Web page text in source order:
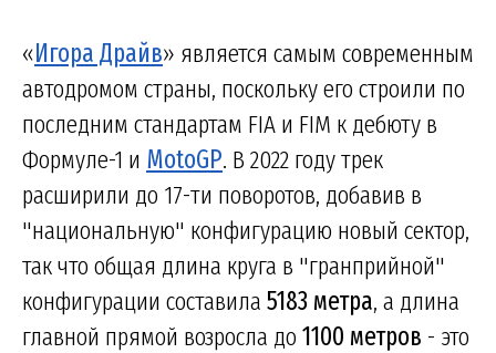
«Игора Драйв» является самым современным
автодромом страны, поскольку его строили по
последним стандартам FIA и FIM к дебюту в
Формуле-1 и MotoGP. В 2022 году трек
расширили до 17-ти поворотов, добавив в
"национальную" конфигурацию новый сектор,
так что общая длина круга в "гранприйной"
конфигурации составила 5183 метра, а длина
главной прямой возросла до 1100 метров - это